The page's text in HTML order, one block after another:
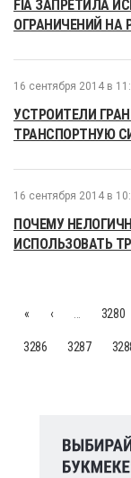
FIA ЗАПРЕТИЛА
ОГРАНИЧЕНИЙ НА
16 сентября 2014 в
УСТРОИТЕЛИ
ТРАНСПОРТНУЮ
16 сентября 2014 в
ПОЧЕМУ
ИСПОЛЬЗОВАТЬ
« ‹ 3280
3286 3287